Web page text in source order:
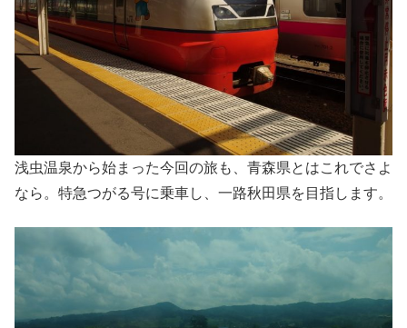
浅虫温泉から始まった今回の旅も、青森県とはこれでさよ
なら。特急つがる号に乗車し、一路秋田県を目指します。